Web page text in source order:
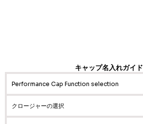
キャップ名入れガイド
Performance Cap Function selection
クロージャーの選択